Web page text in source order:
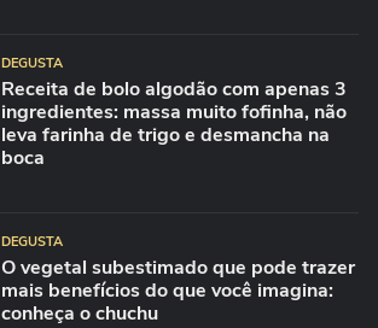
DEGUSTA
Receita de bolo algodão com apenas 3
ingredientes: massa muito fofinha, não
leva farinha de trigo e desmancha na
boca
DEGUSTA
O vegetal subestimado que pode trazer
mais benefícios do que você imagina:
conheça o chuchu